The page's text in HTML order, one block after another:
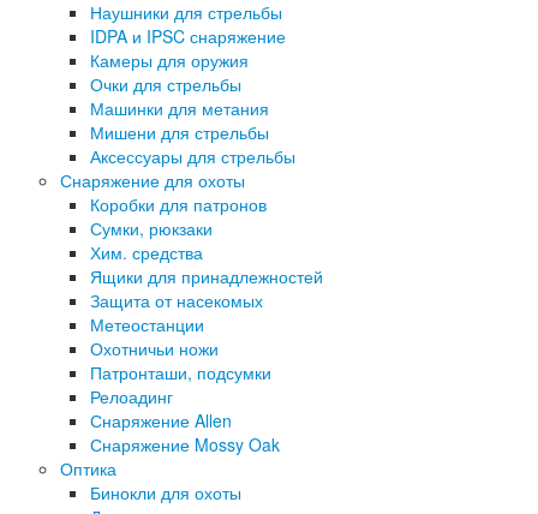
Наушники для стрельбы
IDPA и IPSC снаряжение
Камеры для оружия
Очки для стрельбы
Машинки для метания
Мишени для стрельбы
Аксессуары для стрельбы
Снаряжение для охоты
Коробки для патронов
Сумки, рюкзаки
Хим. средства
Ящики для принадлежностей
Защита от насекомых
Метеостанции
Охотничьи ножи
Патронташи, подсумки
Релоадинг
Снаряжение Allen
Снаряжение Mossy Oak
Оптика
Бинокли для охоты